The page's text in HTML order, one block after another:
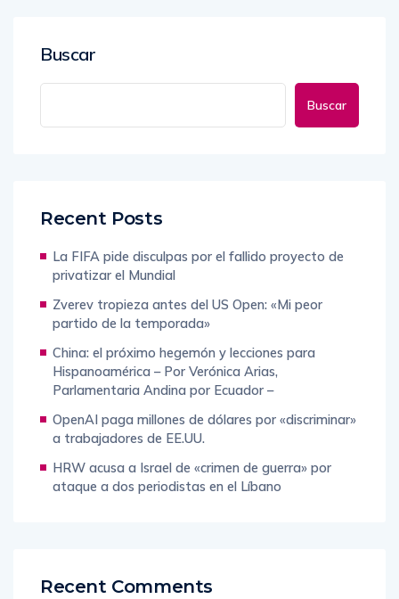
Buscar
Buscar
Recent Posts
La FIFA pide disculpas por el fallido proyecto de
privatizar el Mundial
Zverev tropieza antes del US Open: «Mi peor
partido de la temporada»
China: el próximo hegemón y lecciones para
Hispanoamérica – Por Verónica Arias,
Parlamentaria Andina por Ecuador –
OpenAI paga millones de dólares por «discriminar»
a trabajadores de EE.UU.
HRW acusa a Israel de «crimen de guerra» por
ataque a dos periodistas en el Líbano
Recent Comments